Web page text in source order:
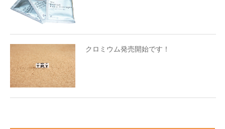
クロミウム発売開始です！